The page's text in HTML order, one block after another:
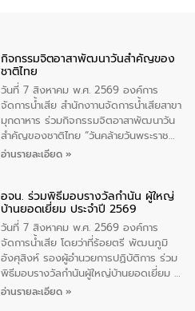
กิจกรรมจิตอาสาพัฒนาวันสําคัญของ
ชาติไทย
วันที่ 7 สิงหาคม พ.ศ. 2569 องค์การ
จัดการน้ำเสีย สำนักงาานจัดการน้ำเสียสาขา
มุกดาหาร ร่วมกิจกรรมจิตอาสาพัฒนาวัน
สําคัญของชาติไทย “วันคล้ายวันพระราช
สมภพ สมเด็จพระนางเจ้าสิริกิติ์พระบรม
ทิพย์คำ รองผู้ว่าราชการจังหวัดมุกดาหาร
เป็นประธานในพิธี ณ เรือนจําชั่วคราวนาโสก
ตําบลนาโสก อําเภอเมืองมุกดาหาร จังหวัด
มุกดาหาร โดยในกิจกรรมได้ร่วมปลูกป่า และ
ทําความสะอาดภายในบริเวณ จัดกิจกรรม
เพื่อถวายเป็นพระราชกุศล สมเด็จพระนาง
เจ้าสิริกิติ์พระบรมราชินีนาถ พระบรมราช
อ่านรายละเอียด »
อจน. ร่วมพิธีมอบรางวัลกำนัน ผู้ใหญ่
บ้านยอดเยี่ยม ประจำปี 2569
วันที่ 7 สิงหาคม พ.ศ. 2569 องค์การ
จัดการน้ำเสีย โดยว่าที่ร้อยตรี พัฒนภูมิ
อังศุสิงห์ รองผู้อำนวยการปฏิบัติการ ร่วม
พิธีมอบรางวัลกำนันผู้ใหญ่บ้านยอดเยี่ยม ณ
ทำเนียบรัฐบาล โดยมีนายอนุทิน ชาญวีรกูล
อ่านรายละเอียด »